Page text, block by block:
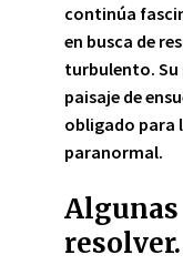
continúa
en busca de
turbulento. Su
paisaje de
obligado para
paranormal.
Algunas
resolver.